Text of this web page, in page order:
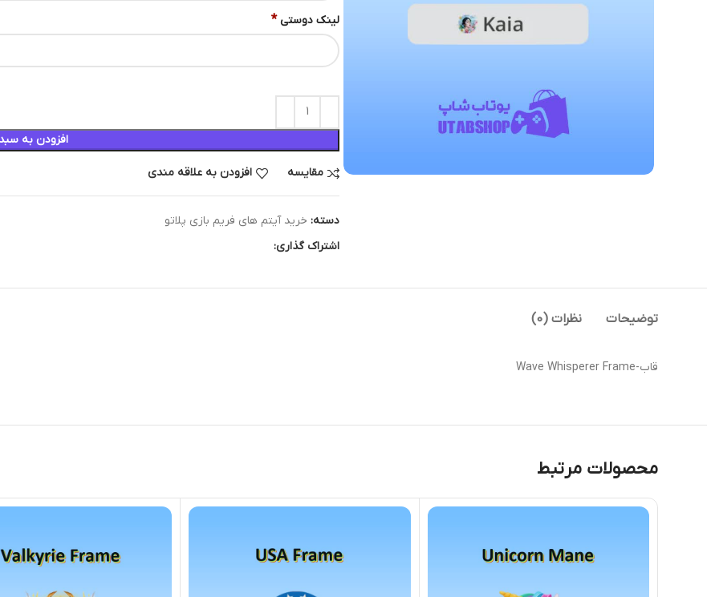
لینک دوستی *
افزودن به
مقایسه افزودن به علاقه مندی
دسته: خرید آیتم های فریم بازی پلاتو
اشتراک گذاری:
توضیحات نظرات (0)
قاب-Wave Whisperer Frame
محصولات مرتبط